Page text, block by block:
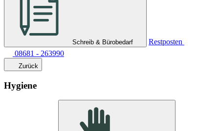
Schreib & Bürobedarf
Restposten
08681 - 263990
Zurück
Hygiene